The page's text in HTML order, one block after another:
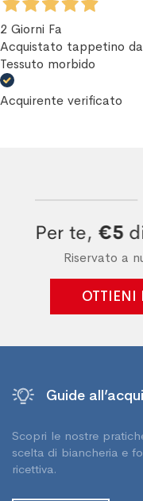
2 Giorni Fa
Acquistato tappetino
Tessuto morbido
Acquirente verificato
Riservato a
OTTIENI
Guide
Scopri le nostre
scelta di biancheria e
ricettiva.